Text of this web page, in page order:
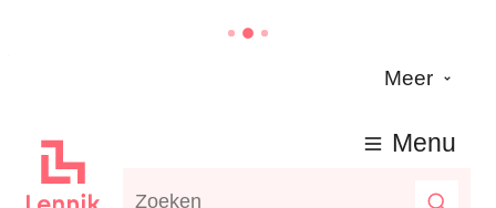
Meer
Lennik
Waarmee kunnen we jou helpen?
Menu